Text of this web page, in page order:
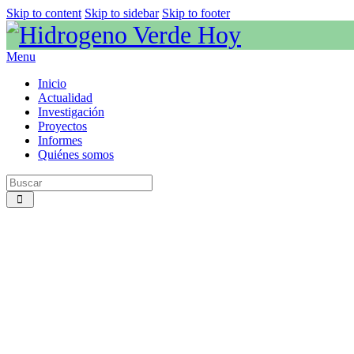
Skip to content Skip to sidebar Skip to footer
Menu
Inicio
Actualidad
Investigación
Proyectos
Informes
Quiénes somos